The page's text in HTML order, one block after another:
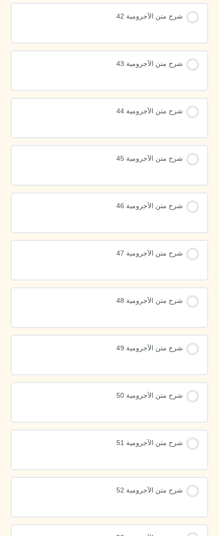
شرح متن الآجرومية 42
شرح متن الآجرومية 43
شرح متن الآجرومية 44
شرح متن الآجرومية 45
شرح متن الآجرومية 46
شرح متن الآجرومية 47
شرح متن الآجرومية 48
شرح متن الآجرومية 49
شرح متن الآجرومية 50
شرح متن الآجرومية 51
شرح متن الآجرومية 52